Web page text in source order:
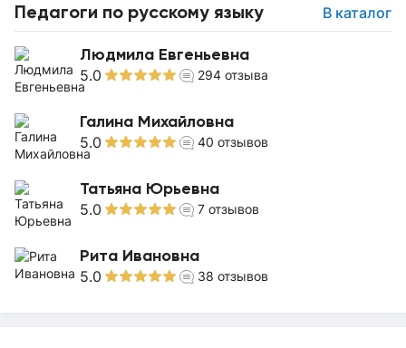
Педагоги по русскому языку В каталог
Людмила Евгеньевна
5.0 294 отзыва
Галина Михайловна
5.0 40 отзывов
Татьяна Юрьевна
5.0 7 отзывов
Рита Ивановна
5.0 38 отзывов